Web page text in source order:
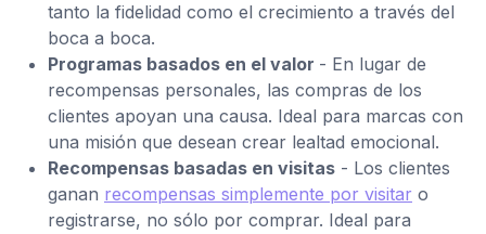
tanto la fidelidad como el crecimiento a través del
boca a boca.
Programas basados en el valor - En lugar de
recompensas personales, las compras de los
clientes apoyan una causa. Ideal para marcas con
una misión que desean crear lealtad emocional.
Recompensas basadas en visitas - Los clientes
ganan recompensas simplemente por visitar o
registrarse, no sólo por comprar. Ideal para